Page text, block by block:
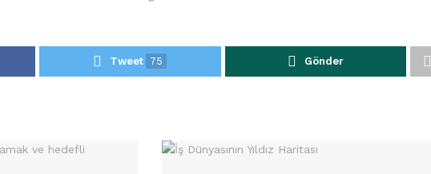
Tweet 75 Gönder